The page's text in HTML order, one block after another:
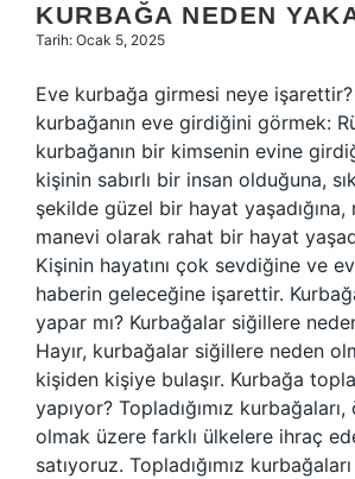
KURBAĞA NEDEN
Tarih: Ocak 5, 2025
Eve kurbağa girmesi neye işarettir?
kurbağanın eve girdiğini görmek:
kurbağanın bir kimsenin evine
kişinin sabırlı bir insan olduğuna,
şekilde güzel bir hayat
manevi olarak rahat bir hayat
Kişinin hayatını çok sevdiğine ve
haberin geleceğine işarettir.
yapar mı? Kurbağalar siğillere
Hayır, kurbağalar siğillere neden
kişiden kişiye bulaşır. Kurbağa
yapıyor? Topladığımız
olmak üzere farklı ülkelere ihraç
satıyoruz. Topladığımız